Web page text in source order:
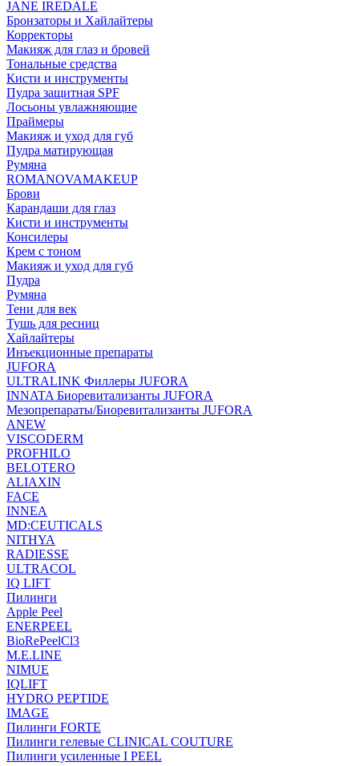
JANE IREDALE
Бронзаторы и Хайлайтеры
Корректоры
Макияж для глаз и бровей
Тональные средства
Кисти и инструменты
Пудра защитная SPF
Лосьоны увлажняющие
Праймеры
Макияж и уход для губ
Пудра матирующая
Румяна
ROMANOVAMAKEUP
Брови
Карандаши для глаз
Кисти и инструменты
Консилеры
Крем с тоном
Макияж и уход для губ
Пудра
Румяна
Тени для век
Тушь для ресниц
Хайлайтеры
Инъекционные препараты
JUFORA
ULTRALINK Филлеры JUFORA
INNATA Биоревитализанты JUFORA
Мезопрепараты/Биоревитализанты JUFORA
ANEW
VISCODERM
PROFHILO
BELOTERO
ALIAXIN
FACE
INNEA
MD:CEUTICALS
NITHYA
RADIESSE
ULTRACOL
IQ LIFT
Пилинги
Apple Peel
ENERPEEL
BioRePeelCl3
M.E.LINE
NIMUE
IQLIFT
HYDRO PEPTIDE
IMAGE
Пилинги FORTE
Пилинги гелевые CLINICAL COUTURE
Пилинги усиленные I PEEL